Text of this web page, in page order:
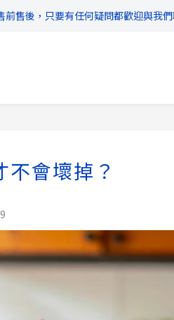
\ 超商滿$399免運!宅配滿$666免運 /
\ 超商滿$399免運!宅配滿$666免運 /
會壞掉？